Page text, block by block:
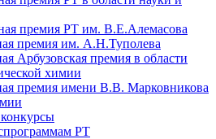
премия РТ им. В.Е.Алемасова
премия им. А.Н.Туполева
Арбузовская премия в области
химии
премия имени В.В. Марковникова
РТ